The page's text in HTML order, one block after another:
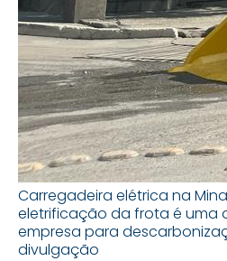
Carregadeira elétrica na
eletrificação da frota é uma
empresa para
divulgação